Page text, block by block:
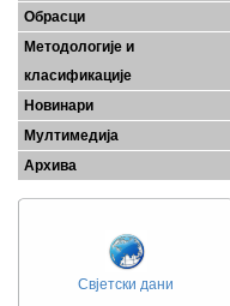
Обрасци
Методологије и
класификације
Новинари
Мултимедија
Архива
Свјетски дани